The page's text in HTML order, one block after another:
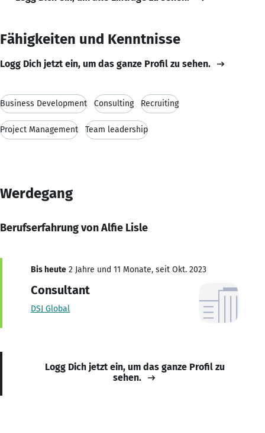
Fähigkeiten und Kenntnisse
Logg Dich jetzt ein, um das ganze Profil zu sehen.
Business Development Consulting Recruiting
Project Management Team leadership
Werdegang
Berufserfahrung von Alfie Lisle
Bis heute 2 Jahre und 11 Monate, seit Okt. 2023
Consultant
DSJ Global
Logg Dich jetzt ein, um das ganze Profil zu
sehen.